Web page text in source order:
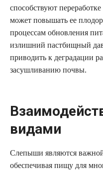
способствуют
может повышать ее
процессам обновления
излишний пастбищный
приводить к деградации
засушливанию почвы.
видами
Слепыши являются
обеспечивая пищу для